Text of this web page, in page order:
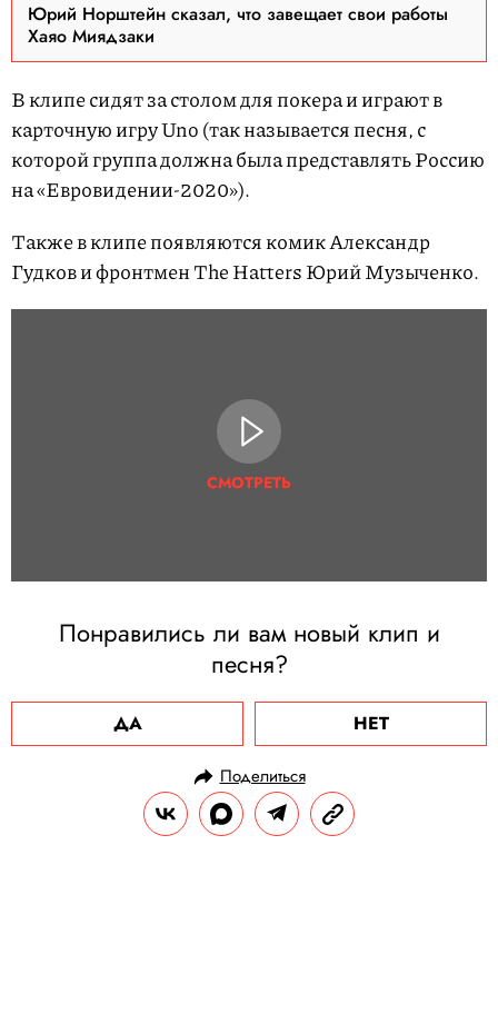
Юрий Норштейн сказал, что завещает свои работы
Хаяо Миядзаки
В клипе сидят за столом для покера и играют в
карточную игру Uno (так называется песня, с
которой группа должна была представлять Россию
на «Евровидении-2020»).
Также в клипе появляются комик Александр
Гудков и фронтмен The Hatters Юрий Музыченко.
СМОТРЕТЬ
Понравились ли вам новый клип и
песня?
ДА НЕТ
Поделиться